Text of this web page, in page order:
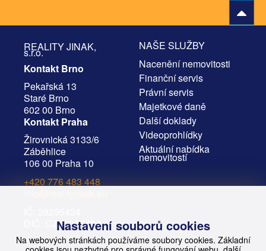
REALITY JINAK,
s.r.o.
Kontakt Brno
Pekařská 13
Staré Brno
602 00 Brno
Kontakt Praha
Žirovnická 3133/6
Záběhlice
106 00 Praha 10
+420 776 483 448
DIČ: CZ29295424
Nastavení souborů cookies
Na webových stránkách používáme soubory cookies. Základní
NAŠE SLUŽBY
Nacenění nemovitosti
Finanční servis
Právní servis
Majetkové daně
Další doklady
Videoprohlídky
Aktuální nabídka
nemovitostí